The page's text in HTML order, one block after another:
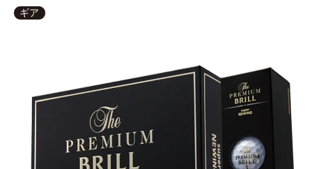
ギア